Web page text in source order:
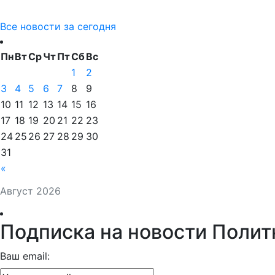
Все новости за сегодня
Август 2026
ПнВтСрЧтПтСбВс
«
1
2
3
4 5 6 7 8
9
10 11 12 13 14 15 16
17 18 19 20 21 22 23
24 25 26 27 28 29 30
31
Подписка на новости
Ваш email: